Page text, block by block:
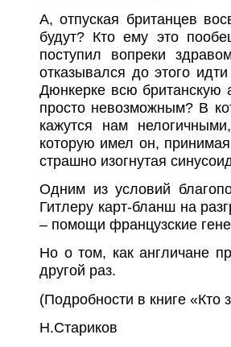
А, отпуская британцев
будут? Кто ему это
поступил вопреки
отказывался до этого
Дюнкерке всю британскую
просто невозможным? В
кажутся нам
которую имел он,
страшно изогнутая
Одним из условий
Гитлеру карт-бланш на
– помощи французские
Но о том, как англичане
другой раз.
(Подробности в книге «Кто
Н.Стариков